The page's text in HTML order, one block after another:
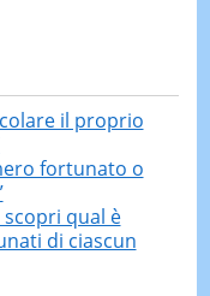
il proprio
fortunato o
qual è
di ciascun